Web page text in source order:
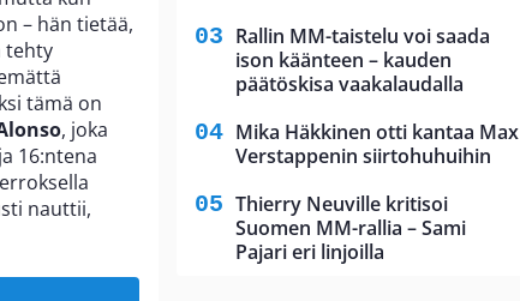
– hän tietää,
tehty
tämä on
, joka
16:ntena
nauttii,
Rallin MM-taistelu voi saada
ison käänteen – kauden
päätöskisa vaakalaudalla
Mika Häkkinen otti kantaa Max
Verstappenin siirtohuhuihin
Thierry Neuville kritisoi
Suomen MM-rallia – Sami
Pajari eri linjoilla